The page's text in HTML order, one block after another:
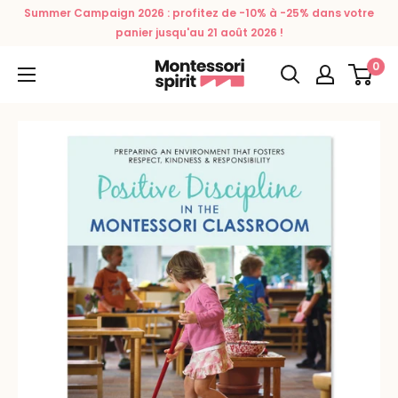
PasserSummer Campaign 2026 : profitez de -10% à -25% dans votre
panier jusqu'au 21 août 2026 !
Montessori
Spirit
0